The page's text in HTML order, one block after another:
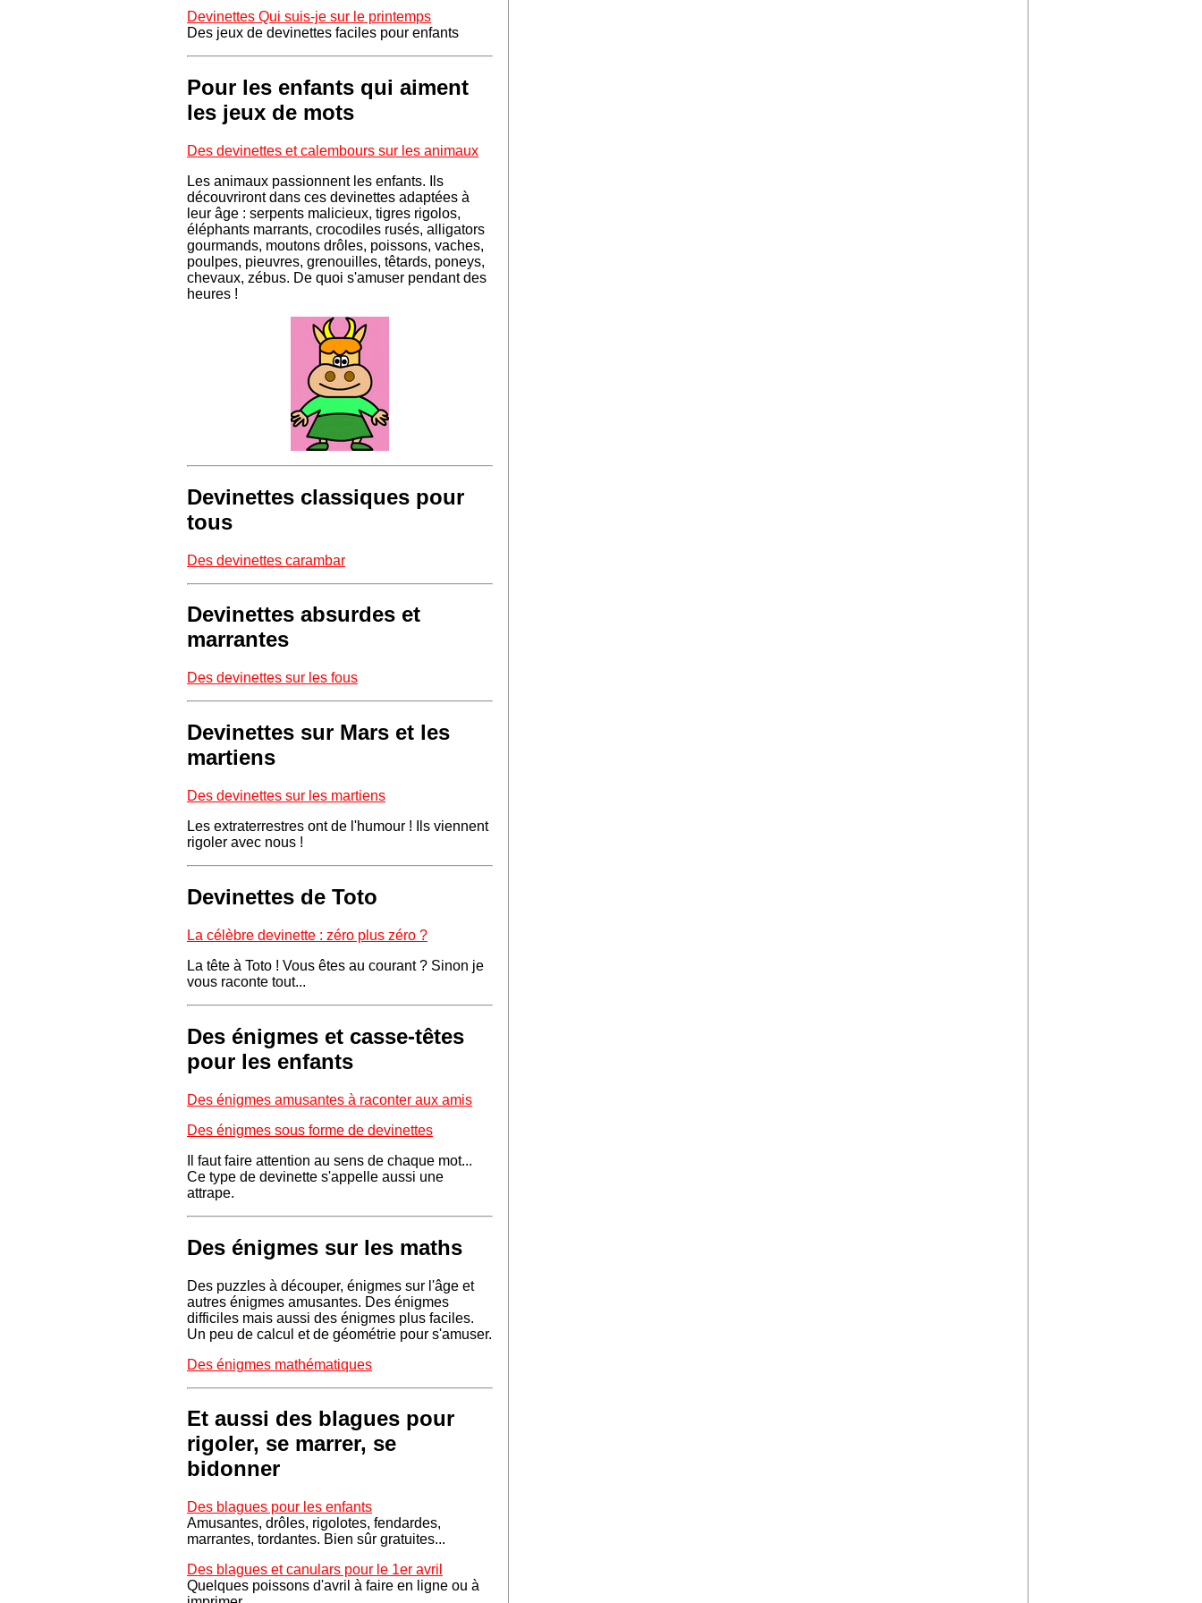
Devinettes Qui suis-je sur le printemps
Des jeux de devinettes faciles pour enfants
Pour les enfants qui aiment
les jeux de mots
Des devinettes et calembours sur les animaux
Les animaux passionnent les enfants. Ils
découvriront dans ces devinettes adaptées à
leur âge : serpents malicieux, tigres rigolos,
éléphants marrants, crocodiles rusés, alligators
gourmands, moutons drôles, poissons, vaches,
poulpes, pieuvres, grenouilles, têtards, poneys,
chevaux, zébus. De quoi s'amuser pendant des
heures !
Devinettes classiques pour
tous
Des devinettes carambar
Devinettes absurdes et
marrantes
Des devinettes sur les fous
Devinettes sur Mars et les
martiens
Des devinettes sur les martiens
Les extraterrestres ont de l'humour ! Ils viennent
rigoler avec nous !
Devinettes de Toto
La célèbre devinette : zéro plus zéro ?
La tête à Toto ! Vous êtes au courant ? Sinon je
vous raconte tout...
Des énigmes et casse-têtes
pour les enfants
Des énigmes amusantes à raconter aux amis
Des énigmes sous forme de devinettes
Il faut faire attention au sens de chaque mot...
Ce type de devinette s'appelle aussi une
attrape.
Des énigmes sur les maths
Des puzzles à découper, énigmes sur l'âge et
autres énigmes amusantes. Des énigmes
difficiles mais aussi des énigmes plus faciles.
Un peu de calcul et de géométrie pour s'amuser.
Des énigmes mathématiques
Et aussi des blagues pour
rigoler, se marrer, se
bidonner
Des blagues pour les enfants
Amusantes, drôles, rigolotes, fendardes,
marrantes, tordantes. Bien sûr gratuites...
Des blagues et canulars pour le 1er avril
Quelques poissons d'avril à faire en ligne ou à